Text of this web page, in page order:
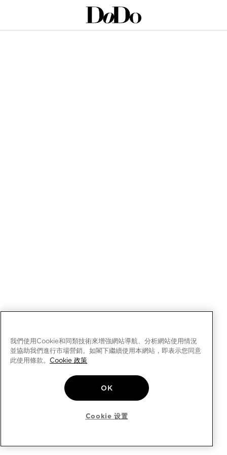
我們使用Cookie和同類技術來增強網站導航、分析網站使用情況
並協助我們進行市場營銷。如閣下繼續使用本網站，即表示您同意
此使用條款。 Cookie 政策
OK
Cookie 设置